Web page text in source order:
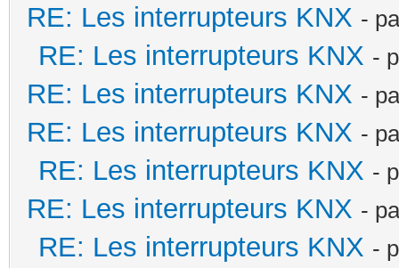
RE: Les interrupteurs KNX -
RE: Les interrupteurs KNX -
RE: Les interrupteurs KNX -
RE: Les interrupteurs KNX -
RE: Les interrupteurs KNX -
RE: Les interrupteurs KNX -
RE: Les interrupteurs KNX -